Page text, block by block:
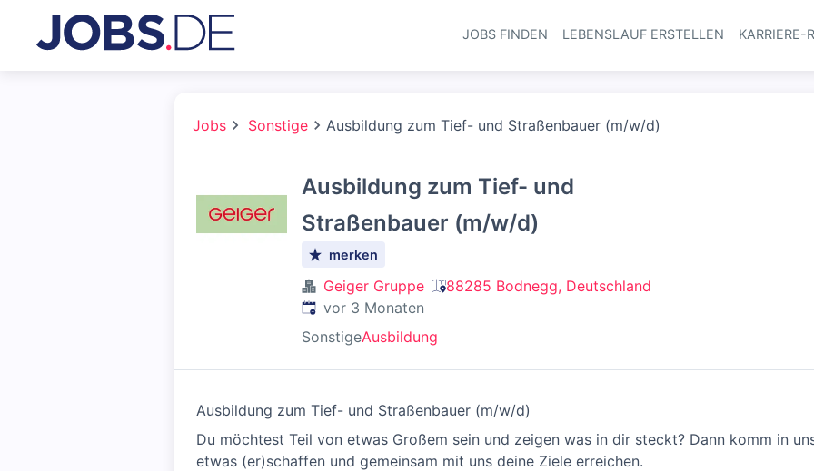
Haupt-
JOBS FINDEN LEBENSLAUF ERSTELLEN KARRIERE-
Jobs Sonstige Ausbildung zum Tief- und Straßenbauer (m/w/d)
Ausbildung zum Tief- und
Straßenbauer (m/w/d)
merken
Geiger Gruppe
88285 Bodnegg, Deutschland
Veröffentlicht:
vor 3 Monaten
SonstigeAusbildung
Ausbildung zum Tief- und Straßenbauer (m/w/d)
Du möchtest Teil von etwas Großem sein und zeigen was in dir steckt? Dann komm in
etwas (er)schaffen und gemeinsam mit uns deine Ziele erreichen.